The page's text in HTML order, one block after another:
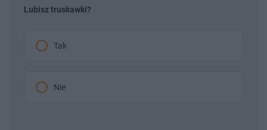
Lubisz truskawki?
Tak
Nie